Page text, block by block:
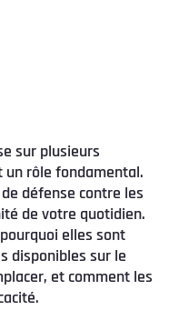
sur plusieurs
un rôle fondamental.
défense contre les
de votre quotidien.
elles sont
disponibles sur le
et comment les